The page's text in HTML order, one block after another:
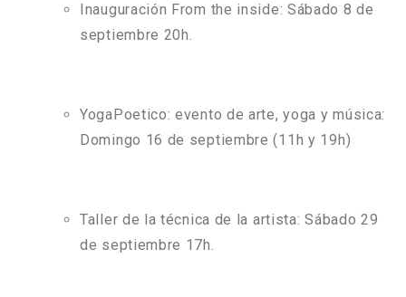
Inauguración From the inside: Sábado 8 de
septiembre 20h.
YogaPoetico: evento de arte, yoga y música:
Domingo 16 de septiembre (11h y 19h)
Taller de la técnica de la artista: Sábado 29
de septiembre 17h.